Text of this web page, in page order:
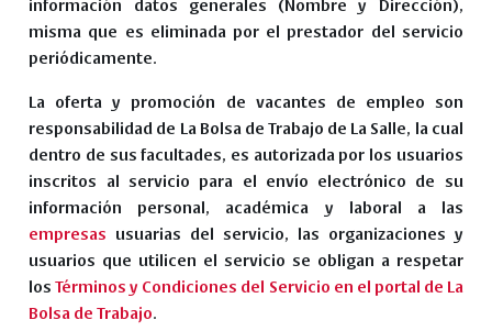
misma que es eliminada por el prestador del servicio
periódicamente.
La oferta y promoción de vacantes de empleo son
responsabilidad de La Bolsa de Trabajo de La Salle, la cual
dentro de sus facultades, es autorizada por los usuarios
inscritos al servicio para el envío electrónico de su
información personal, académica y laboral a las
empresas usuarias del servicio, las organizaciones y
usuarios que utilicen el servicio se obligan a respetar
losTérminos y Condiciones del Servicio en el portal de La
Bolsa de Trabajo.